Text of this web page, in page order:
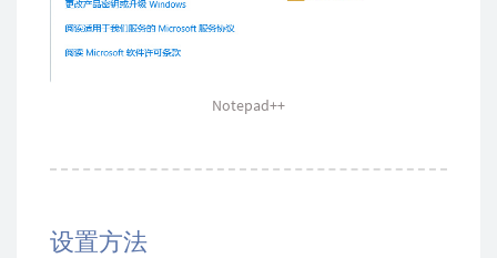
Notepad++
设置方法